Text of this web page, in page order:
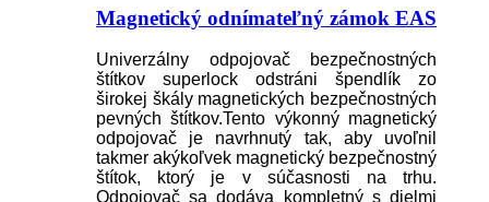
Magnetický odnímateľný zámok EAS
Univerzálny odpojovač bezpečnostných
štítkov superlock odstráni špendlík zo
širokej škály magnetických bezpečnostných
pevných štítkov.Tento výkonný magnetický
odpojovač je navrhnutý tak, aby uvoľnil
takmer akýkoľvek magnetický bezpečnostný
štítok, ktorý je v súčasnosti na trhu.
Odpojovač sa dodáva kompletný s dielmi